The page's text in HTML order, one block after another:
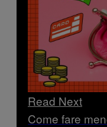
Read Next
Come fare